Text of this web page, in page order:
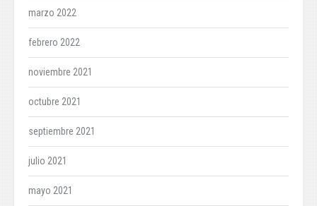
marzo 2022
febrero 2022
noviembre 2021
octubre 2021
septiembre 2021
julio 2021
mayo 2021